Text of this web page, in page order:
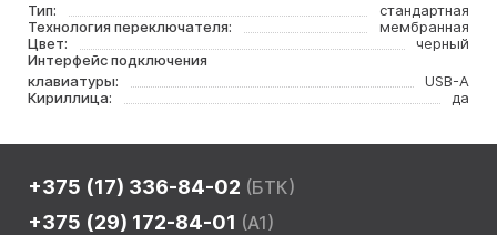
Тип:
стандартная
Технология переключателя:
мембранная
Цвет:
черный
Интерфейс подключения
клавиатуры:
USB-A
Кириллица:
да
+375 (17) 336-84-02 (БТК)
+375 (29) 172-84-01 (A1)